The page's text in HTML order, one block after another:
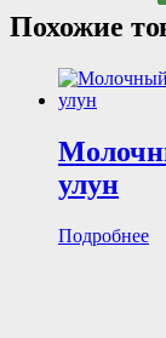
Похожие
улун
Подробнее